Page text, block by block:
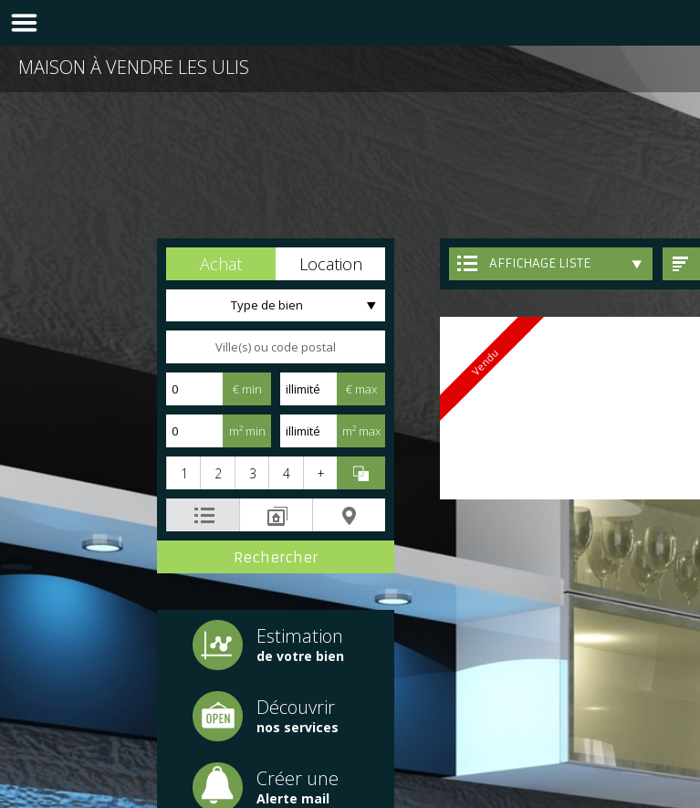
MAISON À VENDRE LES ULIS
Achat Location
Type de bien
€ min € max
m² min m² max
1 2 3 4 +
Estimation
de votre bien
Découvrir
nos services
Créer une
Alerte mail
AFFICHAGE LISTE
Vendu